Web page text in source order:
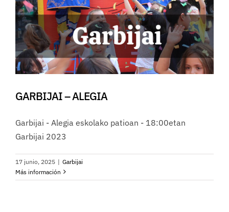
GARBIJAI – ALEGIA
Garbijai - Alegia eskolako patioan - 18:00etan
Garbijai 2023
17 junio, 2025 | Garbijai
Más información